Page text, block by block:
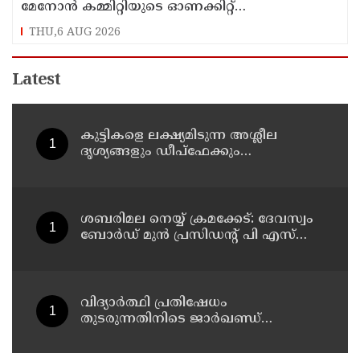
മേനോന്‍ കമ്മിറ്റിയുടെ ഓണക്കിറ്റ്
വിതരണത്തിനെതിരെ ഒരുവിഭാഗം താരങ്ങള്‍
THU,6 AUG 2026
Latest
കുട്ടികളെ ലക്ഷ്യമിടുന്ന അശ്ലീല
ദൃശ്യങ്ങളും ഡീപ്ഫേക്കും
ശബരിമല നെയ്യ് ക്രമക്കേട്: ദേവസ്വം
ബോര്‍ഡ് മുന്‍ പ്രസിഡന്റ് പി എസ്
വിദ്യാര്‍ത്ഥി പ്രതിഷേധം
തുടരുന്നതിനിടെ ജാര്‍ഖണ്ഡ്